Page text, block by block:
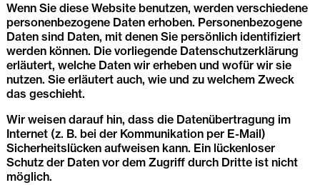
Wenn Sie diese Website benutzen, werden verschiedene
personenbezogene Daten erhoben. Personenbezogene
Daten sind Daten, mit denen Sie persönlich identifiziert
werden können. Die vorliegende Datenschutzerklärung
erläutert, welche Daten wir erheben und wofür wir sie
nutzen. Sie erläutert auch, wie und zu welchem Zweck
das geschieht.
Wir weisen darauf hin, dass die Datenübertragung im
Internet (z. B. bei der Kommunikation per E-Mail)
Sicherheitslücken aufweisen kann. Ein lückenloser
Schutz der Daten vor dem Zugriff durch Dritte ist nicht
möglich.